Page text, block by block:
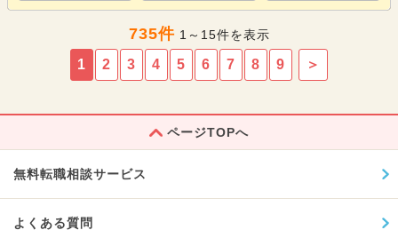
735件1～15件を表示
1 2 3 4 5 6 7 8 9 ＞
ページTOPへ
無料転職相談サービス
よくある質問